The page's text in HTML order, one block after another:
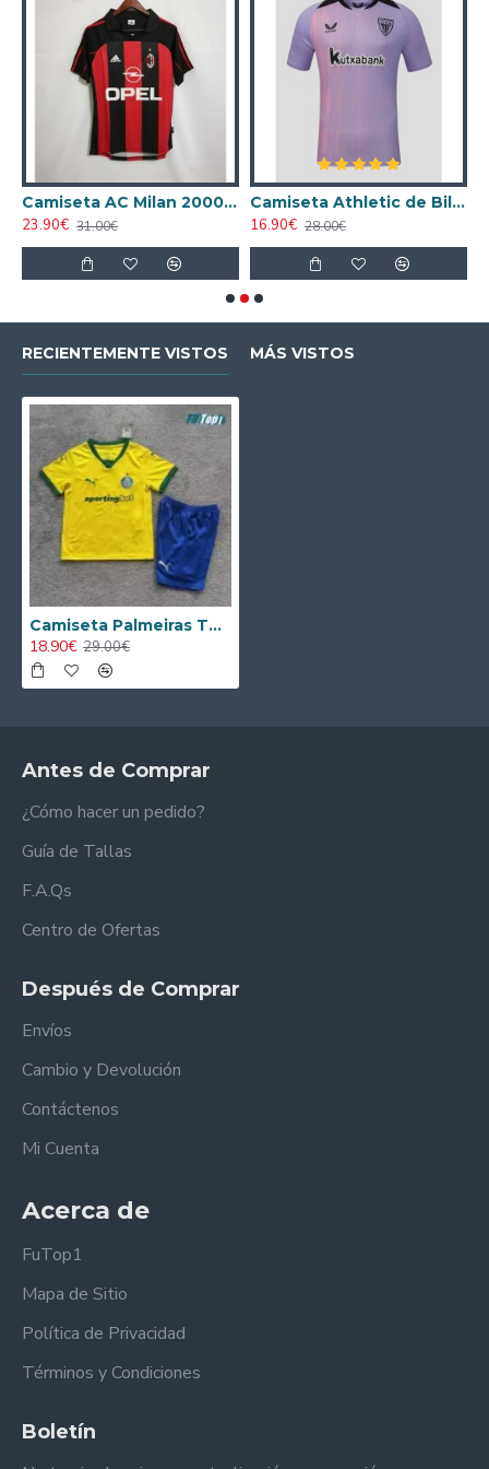
Camiseta AC Milan 2000/2001 Local Retro
23.90€ 31.00€
Camiseta Athletic de Bilbao 2024/2025 Alternativo
16.90€ 28.00€
RECIENTEMENTE VISTOS MÁS VISTOS
Camiseta Palmeiras Third 2025/2026 Niño
18.90€ 29.00€
Antes de Comprar
¿Cómo hacer un pedido?
Guía de Tallas
F.A.Qs
Centro de Ofertas
Después de Comprar
Envíos
Cambio y Devolución
Contáctenos
Mi Cuenta
Acerca de
FuTop1
Mapa de Sitio
Política de Privacidad
Términos y Condiciones
Boletín